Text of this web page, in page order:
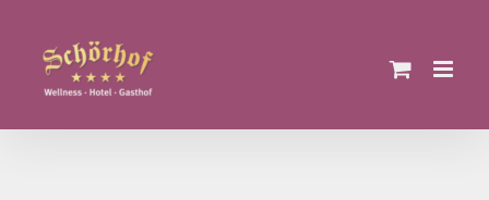
springen